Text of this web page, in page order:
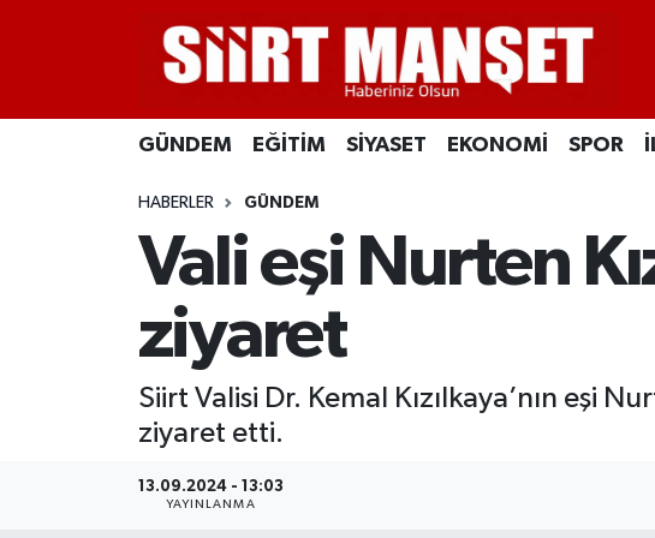
GÜNDEM EĞİTİM SİYASET EKONOMİ SPOR
HABERLER GÜNDEM
Vali eşi Nurten
ziyaret
Siirt Valisi Dr. Kemal Kızılkaya’nın eşi
ziyaret etti.
13.09.2024 - 13:03
YAYINLANMA
SİYASET
EKONOMİ
İLÇELER
Siirt Nöbetçi Eczaneler
Siirt Hava Durumu
Siirt Namaz Vakitleri
Siirt Trafik Yoğunluk Haritası
Süper Lig Puan Durumu ve Fikstür
Tüm Manşetler